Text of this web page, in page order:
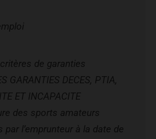
de garanties
GARANTIES DECES, PTIA,
ET INCAPACITE
des sports amateurs
par l’emprunteur à la date de